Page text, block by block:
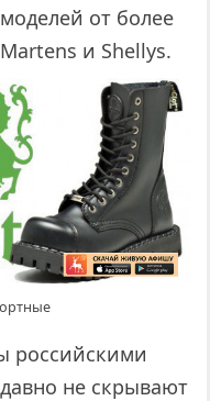
от более
и Shellys.
российскими
не скрывают